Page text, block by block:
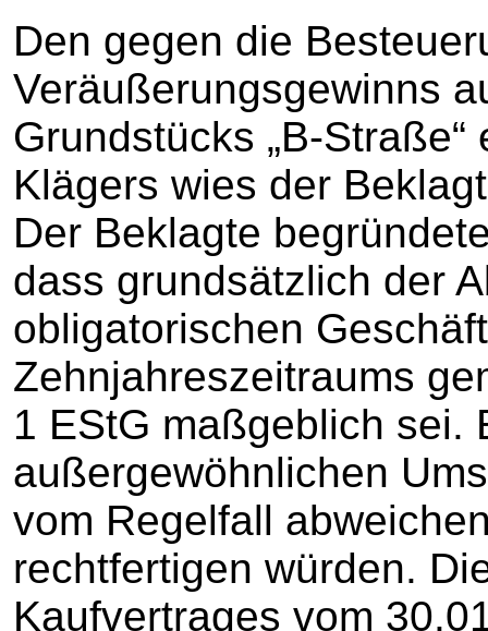
Den gegen die
Veräußerungsgewinns
Grundstücks „B-
Klägers wies der
Der Beklagte
dass grundsätzlich der
obligatorischen
Zehnjahreszeitraums
1 EStG maßgeblich sei.
außergewöhnlichen
vom Regelfall
rechtfertigen würden.
Kaufvertrages vom